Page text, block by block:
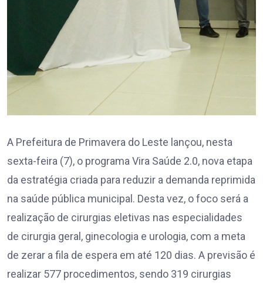
A Prefeitura de Primavera do Leste lançou, nesta
sexta-feira (7), o programa Vira Saúde 2.0, nova etapa
da estratégia criada para reduzir a demanda reprimida
na saúde pública municipal. Desta vez, o foco será a
realização de cirurgias eletivas nas especialidades
de cirurgia geral, ginecologia e urologia, com a meta
de zerar a fila de espera em até 120 dias. A previsão é
realizar 577 procedimentos, sendo 319 cirurgias